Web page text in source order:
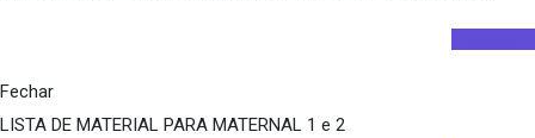
Fechar
LISTA DE MATERIAL PARA MATERNAL 1 e 2